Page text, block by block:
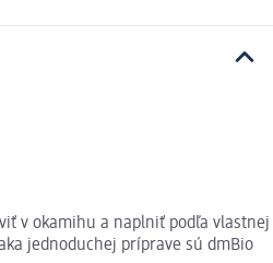
v okamihu a naplniť podľa vlastnej
jednoduchej príprave sú dmBio